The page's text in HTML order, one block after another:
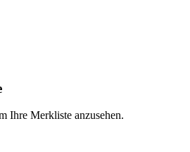
Ihre Merkliste anzusehen.